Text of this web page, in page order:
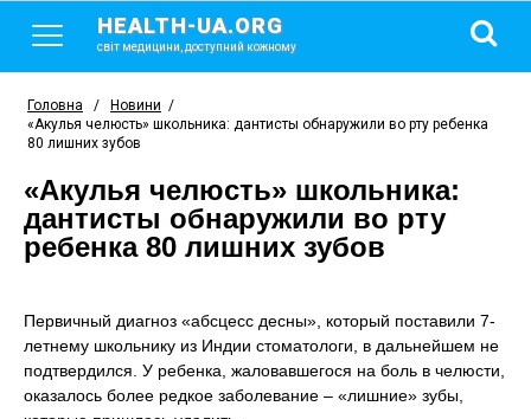
HEALTH-UA.ORG
світ медицини, доступний кожному
Головна / Новини /
«Акулья челюсть» школьника: дантисты обнаружили во рту ребенка
80 лишних зубов
«Акулья челюсть» школьника:
дантисты обнаружили во рту
ребенка 80 лишних зубов
Первичный диагноз «абсцесс десны», который поставили 7-
летнему школьнику из Индии стоматологи, в дальнейшем не
подтвердился. У ребенка, жаловавшегося на боль в челюсти,
оказалось более редкое заболевание – «лишние» зубы,